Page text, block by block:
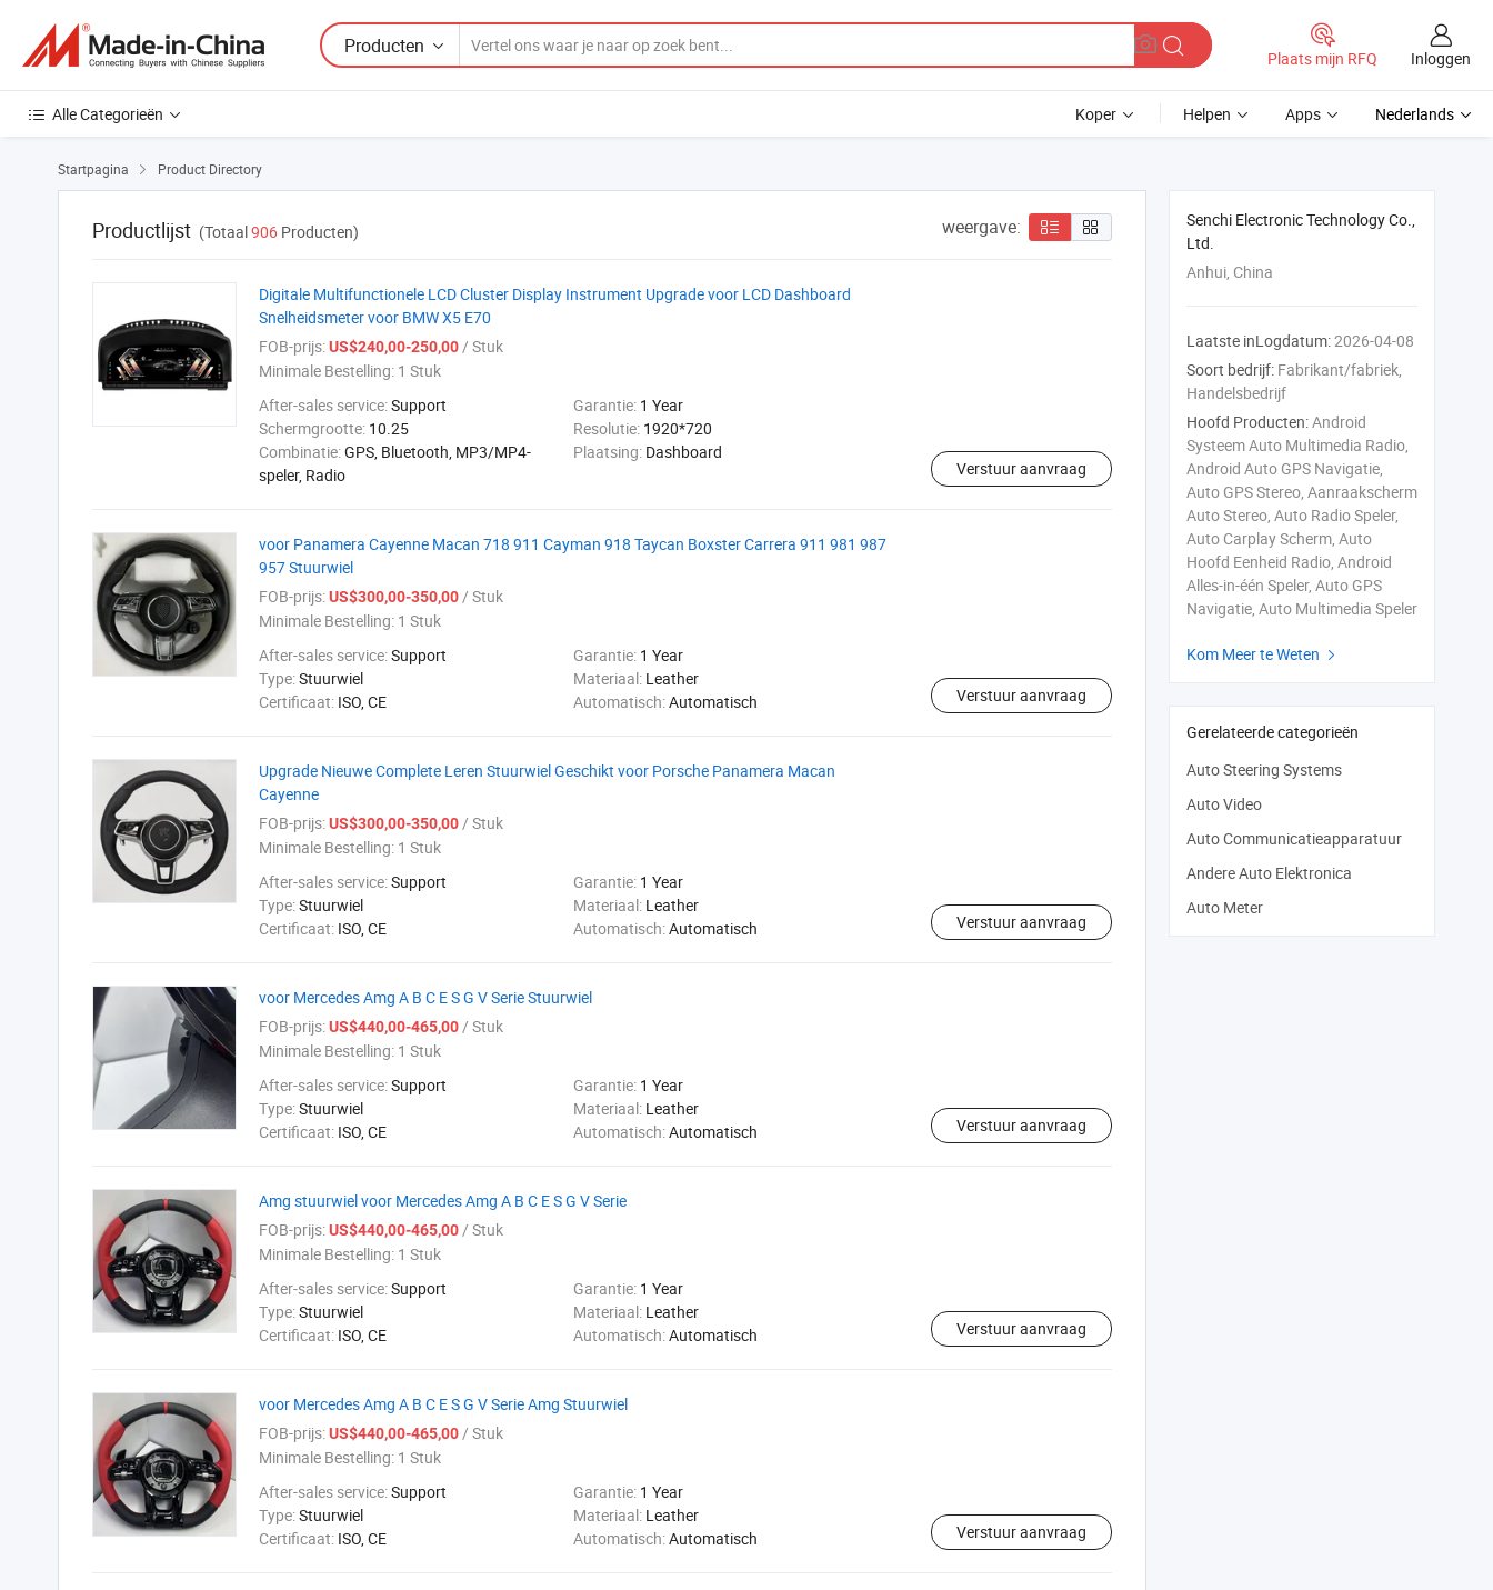
Producten
Plaats mijn RFQ Inloggen
Alle Categorieën Koper Helpen Apps Nederlands
Startpagina  Product Directory
Productlijst (Totaal906 Producten) weergave:
Digitale Multifunctionele LCD Cluster Display Instrument Upgrade voor LCD Dashboard
Snelheidsmeter voor BMW X5 E70
FOB-prijs:US$240,00-250,00/ Stuk
Minimale Bestelling: 1 Stuk
After-sales service:Support Garantie: 1 Year
Schermgrootte: 10.25 Resolutie: 1920*720
Combinatie:GPS, Bluetooth, MP3/MP4-
speler, Radio
Plaatsing: Dashboard
Verstuur aanvraag
voor Panamera Cayenne Macan 718 911 Cayman 918 Taycan Boxster Carrera 911 981 987
957 Stuurwiel
FOB-prijs:US$300,00-350,00/ Stuk
Minimale Bestelling: 1 Stuk
After-sales service:Support Garantie: 1 Year
Type:Stuurwiel Materiaal: Leather
Certificaat: ISO, CE Automatisch:Automatisch Verstuur aanvraag
Upgrade Nieuwe Complete Leren Stuurwiel Geschikt voor Porsche Panamera Macan
Cayenne
FOB-prijs:US$300,00-350,00/ Stuk
Minimale Bestelling: 1 Stuk
After-sales service:Support Garantie: 1 Year
Type:Stuurwiel Materiaal: Leather
Certificaat: ISO, CE Automatisch:Automatisch Verstuur aanvraag
voor Mercedes Amg A B C E S G V Serie Stuurwiel
FOB-prijs:US$440,00-465,00/ Stuk
Minimale Bestelling: 1 Stuk
After-sales service:Support Garantie: 1 Year
Type:Stuurwiel Materiaal: Leather
Certificaat: ISO, CE Automatisch:Automatisch Verstuur aanvraag
Amg stuurwiel voor Mercedes Amg A B C E S G V Serie
FOB-prijs:US$440,00-465,00/ Stuk
Minimale Bestelling: 1 Stuk
After-sales service:Support Garantie: 1 Year
Type:Stuurwiel Materiaal: Leather
Certificaat: ISO, CE Automatisch:Automatisch Verstuur aanvraag
voor Mercedes Amg A B C E S G V Serie Amg Stuurwiel
FOB-prijs:US$440,00-465,00/ Stuk
Minimale Bestelling: 1 Stuk
After-sales service:Support Garantie: 1 Year
Type:Stuurwiel Materiaal: Leather
Certificaat: ISO, CE Automatisch:Automatisch Verstuur aanvraag
Senchi Electronic Technology Co.,
Ltd.
Anhui, China
Laatste inLogdatum:2026-04-08
Soort bedrijf: Fabrikant/fabriek,
Handelsbedrijf
Hoofd Producten:Android
Systeem Auto Multimedia Radio,
Android Auto GPS Navigatie,
Auto GPS Stereo, Aanraakscherm
Auto Stereo, Auto Radio Speler,
Auto Carplay Scherm, Auto
Hoofd Eenheid Radio, Android
Alles-in-één Speler, Auto GPS
Navigatie, Auto Multimedia Speler
Kom Meer te Weten 
Gerelateerde categorieën
Auto Steering Systems
Auto Video
Auto Communicatieapparatuur
Andere Auto Elektronica
Auto Meter